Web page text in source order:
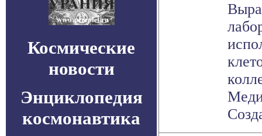
Космические
новости
Энциклопедия
космонавтика